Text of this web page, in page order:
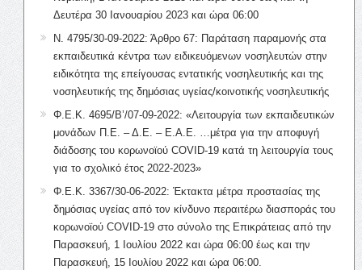
Δευτέρα 30 Ιανουαρίου 2023 και ώρα 06:00
Ν. 4795/30-09-2022: Άρθρο 67: Παράταση παραμονής στα
εκπαιδευτικά κέντρα των ειδικευόμενων νοσηλευτών στην
ειδικότητα της επείγουσας εντατικής νοσηλευτικής και της
νοσηλευτικής της δημόσιας υγείας/κοινοτικής νοσηλευτικής
Φ.Ε.Κ. 4695/Β’/07-09-2022: «Λειτουργία των εκπαιδευτικών
μονάδων Π.Ε. – Δ.Ε. – Ε.Α.Ε. …μέτρα για την αποφυγή
διάδοσης του κορωνοϊού COVID-19 κατά τη λειτουργία τους
για το σχολικό έτος 2022-2023»
Φ.Ε.Κ. 3367/30-06-2022: Έκτακτα μέτρα προστασίας της
δημόσιας υγείας από τον κίνδυνο περαιτέρω διασποράς του
κορωνοϊού COVID-19 στο σύνολο της Επικράτειας από την
Παρασκευή, 1 Ιουλίου 2022 και ώρα 06:00 έως και την
Παρασκευή, 15 Ιουλίου 2022 και ώρα 06:00.